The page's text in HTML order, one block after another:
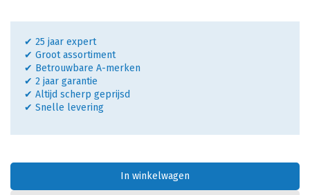
✔ 25 jaar expert
✔ Groot assortiment
✔ Betrouwbare A-merken
✔ 2 jaar garantie
✔ Altijd scherp geprijsd
✔ Snelle levering
In winkelwagen